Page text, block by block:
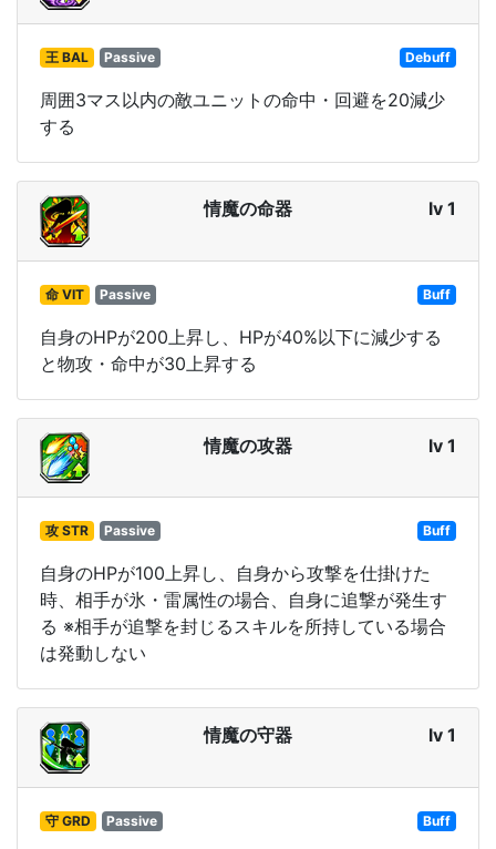
王 BAL Passive Debuff
周囲3マス以内の敵ユニットの命中・回避を20減少
する
情魔の命器 lv 1
命 VIT Passive Buff
自身のHPが200上昇し、HPが40%以下に減少する
と物攻・命中が30上昇する
情魔の攻器 lv 1
攻 STR Passive Buff
自身のHPが100上昇し、自身から攻撃を仕掛けた
時、相手が氷・雷属性の場合、自身に追撃が発生す
る ※相手が追撃を封じるスキルを所持している場合
は発動しない
情魔の守器 lv 1
守 GRD Passive Buff